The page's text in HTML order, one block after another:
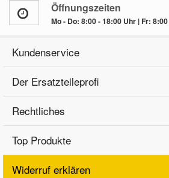
Öffnungszeiten
Mo - Do: 8:00 - 18:00 Uhr | Fr:
Kundenservice
Der Ersatzteileprofi
Rechtliches
Top Produkte
Widerruf erklären